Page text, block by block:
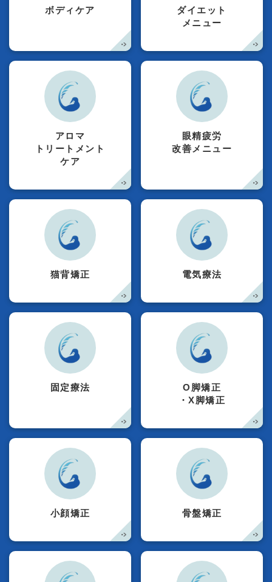
ボディケア
ダイエット
メニュー
アロマ
トリートメント
ケア
眼精疲労
改善メニュー
猫背矯正 電気療法
固定療法
O脚矯正
・X脚矯正
小顔矯正 骨盤矯正